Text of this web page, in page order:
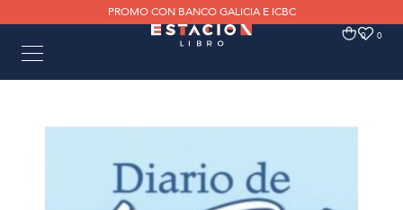
PROMO CON BANCO GALICIA E ICBC
0 0